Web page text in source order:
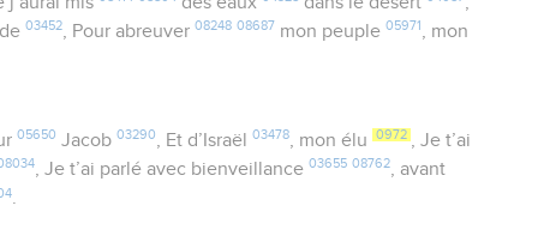
03452, Pour abreuver08248 08687 mon peuple05971 , mon
05650 Jacob 03290 , Et d’Israël 03478, mon élu 0972 , Je t’ai
, Je t’ai parlé avec bienveillance03655 08762, avant
.